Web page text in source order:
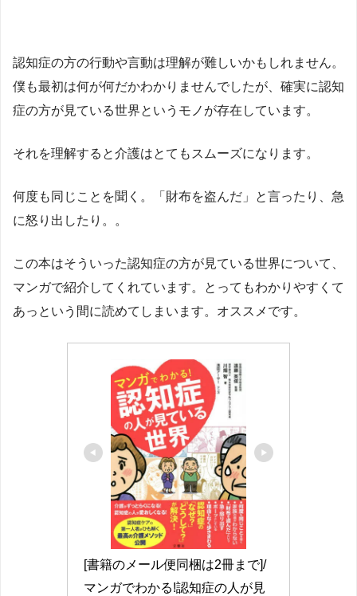
認知症の方の行動や言動は理解が難しいかもしれません。
僕も最初は何が何だかわかりませんでしたが、確実に認知
症の方が見ている世界というモノが存在しています。
それを理解すると介護はとてもスムーズになります。
何度も同じことを聞く。「財布を盗んだ」と言ったり、急
に怒り出したり。。
この本はそういった認知症の方が見ている世界について、
マンガで紹介してくれています。とってもわかりやすくて
あっという間に読めてしまいます。オススメです。
[書籍のメール便同梱は2冊まで]/
マンガでわかる!認知症の人が見